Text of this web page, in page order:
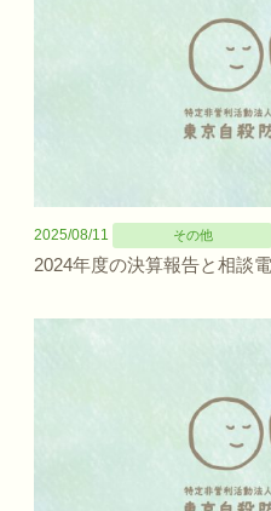
2025/08/11 その他
2024年度の決算報告と相談